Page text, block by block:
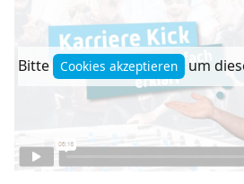
Bitte Cookies akzeptieren um